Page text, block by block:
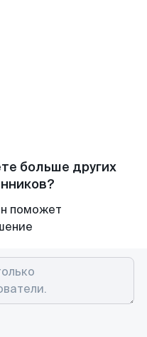
больше других
поможет